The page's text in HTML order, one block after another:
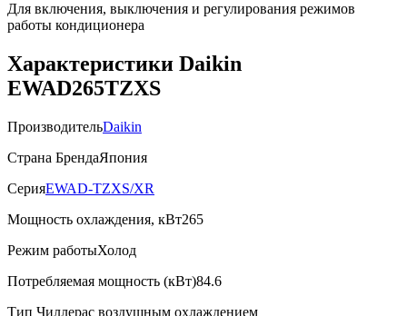
Для включения, выключения и регулирования режимов
работы кондиционера
Характеристики Daikin
EWAD265TZXS
ПроизводительDaikin
Страна БрендаЯпония
СерияEWAD-TZXS/XR
Мощность охлаждения, кВт265
Режим работыХолод
Потребляемая мощность (кВт)84.6
Тип Чиллерас воздушным охлаждением